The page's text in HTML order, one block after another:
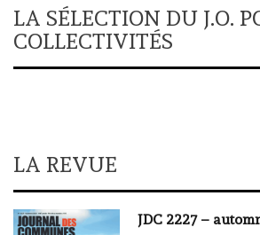
LA SÉLECTION DU J.O.
COLLECTIVITÉS
LA REVUE
JDC 2227 –